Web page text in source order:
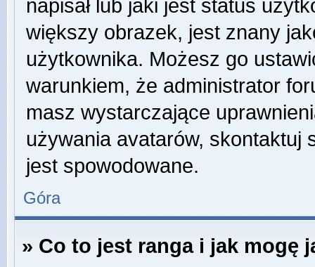
napisał lub jaki jest status
większy obrazek, jest znany
użytkownika. Możesz go
warunkiem, że administrator
masz wystarczające
używania avatarów, skontaktuj
jest spowodowane.
Góra
» Co to jest ranga i jak mogę